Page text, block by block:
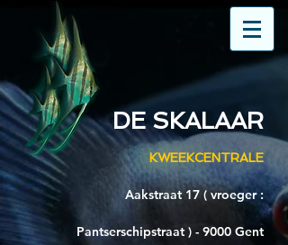
DE SKALAAR
KWEEKCENTRALE
Aakstraat 17 ( vroeger :
Pantserschipstraat ) - 9000 Gent